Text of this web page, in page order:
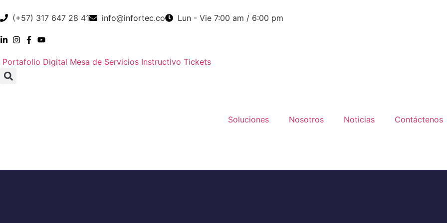
(+57) 317 647 28 41 info@infortec.co Lun - Vie 7:00 am / 6:00 pm
Portafolio Digital Mesa de Servicios Instructivo Tickets
Soluciones Nosotros Noticias Contáctenos